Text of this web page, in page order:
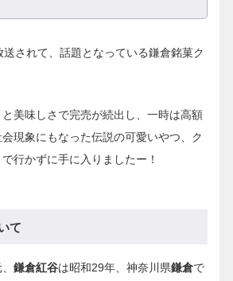
されて、話題となっている鎌倉銘菓ク
美味しさで完売が続出し、一時は高額
現象にもなった伝説の可愛いやつ、ク
行かずに手に入りましたー！
て
鎌倉紅谷は昭和29年、神奈川県鎌倉で